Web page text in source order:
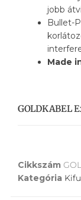
jobb
Bullet-
Made
GOLDKABEL
Cikkszám
Kategória